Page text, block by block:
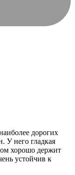
дорогих
У него гладкая
хорошо держит
устойчив к